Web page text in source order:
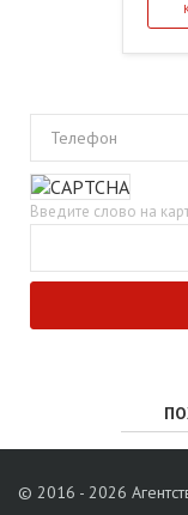
Телефон
Введите слово на
© 2016 - 2026